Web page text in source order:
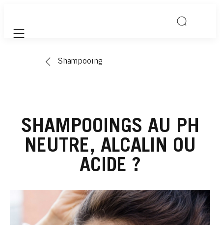
Mobile navigation
Shampooing
SHAMPOOINGS AU PH
NEUTRE, ALCALIN OU
ACIDE ?